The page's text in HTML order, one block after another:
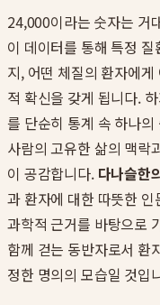
24,000이라는 숫자는 거
이 데이터를 통해 특정
지, 어떤 체질의 환자에
적 확신을 갖게 됩니다.
를 단순히 통계 속 하나
사람의 고유한 삶의 맥락
이 공감합니다. 다나슬한
과 환자에 대한 따뜻한
과학적 근거를 바탕으로
함께 걷는 동반자로서 환
정한 명의의 모습일 것입